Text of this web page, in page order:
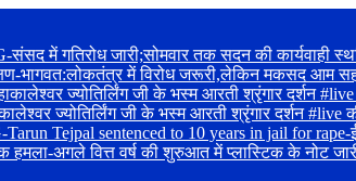
में गतिरोध जारी;सोमवार तक सदन की कार्यवाही
भागवत:लोकतंत्र में विरोध जरूरी,लेकिन मकसद आम
ज्योतिर्लिंग जी के भस्म आरती श्रृंगार दर्शन #live
ज्योतिर्लिंग जी के भस्म आरती श्रृंगार दर्शन
Tejpal sentenced to 10 years in jail for
अगले वित्त वर्ष की शुरुआत में प्लास्टिक के नोट